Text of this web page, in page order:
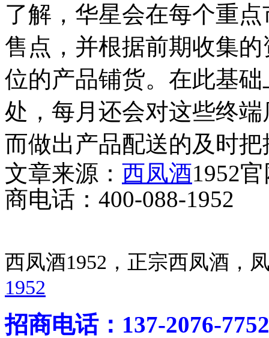
了解，华星会在每个重
售点，并根据前期收集
位的产品铺货。在此基
处，每月还会对这些终
而做出产品配送的及时
文章来源： 西凤酒1952
商电话：400-088-1952
西凤酒1952，正宗西凤酒
1952
招商电话：137-2076-7752